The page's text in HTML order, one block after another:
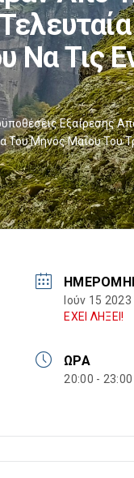
Να Τις
Εξαίρεσης
Του Μηνός Μαΐου Του
Ιούν 15 2023
ΕΧΕΙ ΛΗΞΕΙ!
ΏΡΑ
20:00 - 23:00